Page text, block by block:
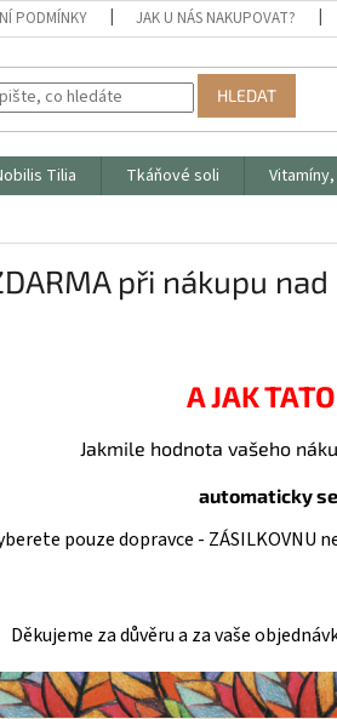
PODMÍNKY JAK U NÁS NAKUPOVAT?
HLEDAT
Tilia Tkáňové soli
při nákupu
A JAK
Jakmile hodnota vašeho
automaticky
pouze dopravce - ZÁSILKOVNU
Děkujeme za důvěru a za vaše